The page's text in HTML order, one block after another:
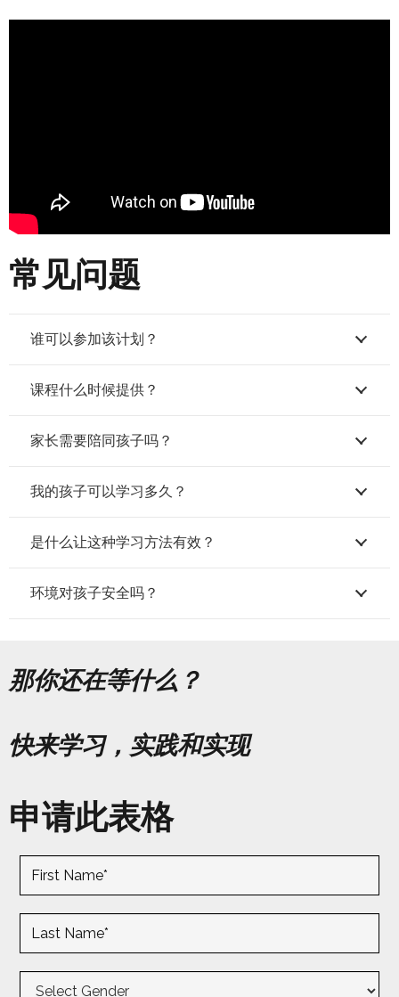
常见问题
谁可以参加该计划？
课程什么时候提供？
家长需要陪同孩子吗？
我的孩子可以学习多久？
是什么让这种学习方法有效？
环境对孩子安全吗？
那你还在等什么？
快来学习，实践和实现
申请此表格